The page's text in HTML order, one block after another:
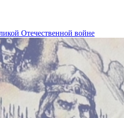
Отечественной войне